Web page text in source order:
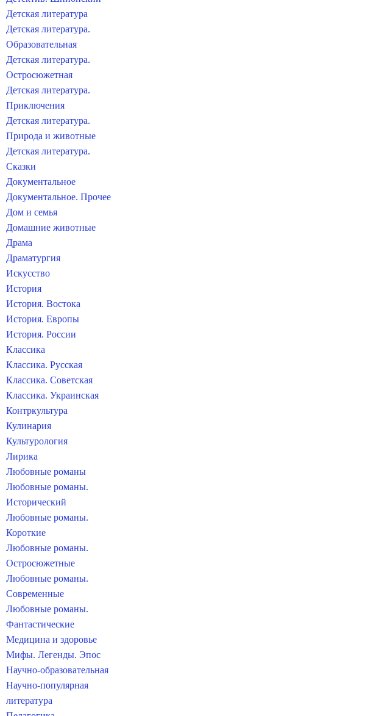
Детская литература
Детская литература.
Образовательная
Детская литература.
Остросюжетная
Детская литература.
Приключения
Детская литература.
Природа и животные
Детская литература.
Сказки
Документальное
Документальное. Прочее
Дом и семья
Домашние животные
Драма
Драматургия
Искусство
История
История. Востока
История. Европы
История. России
Классика
Классика. Русская
Классика. Советская
Классика. Украинская
Контркультура
Кулинария
Культурология
Лирика
Любовные романы
Любовные романы.
Исторический
Любовные романы.
Короткие
Любовные романы.
Остросюжетные
Любовные романы.
Современные
Любовные романы.
Фантастические
Медицина и здоровье
Мифы. Легенды. Эпос
Научно-образовательная
Научно-популярная
литература